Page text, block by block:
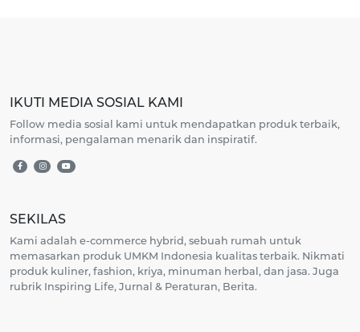
IKUTI MEDIA SOSIAL KAMI
Follow media sosial kami untuk mendapatkan produk terbaik,
informasi, pengalaman menarik dan inspiratif.
SEKILAS
Kami adalah e-commerce hybrid, sebuah rumah untuk
memasarkan produk UMKM Indonesia kualitas terbaik. Nikmati
produk kuliner, fashion, kriya, minuman herbal, dan jasa. Juga
rubrik Inspiring Life, Jurnal & Peraturan, Berita.